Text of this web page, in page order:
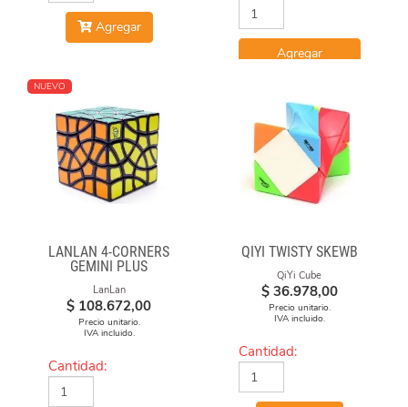
Agregar
Agregar
NUEVO
LANLAN 4-CORNERS
GEMINI PLUS
LanLan
$ 108.672,00
Precio unitario.
IVA incluido.
Cantidad:
QIYI TWISTY SKEWB
QiYi Cube
$ 36.978,00
Precio unitario.
IVA incluido.
Cantidad: